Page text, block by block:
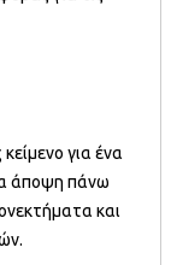
για ένα
άποψη πάνω
και